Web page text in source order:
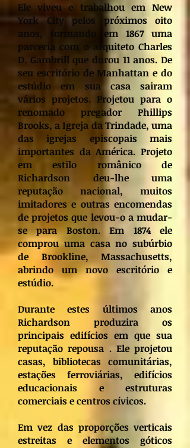
Ele viveu e trabalhou em New
York City pelos próximos oito
anos, formando em 1867 uma
parceria com o arquiteto Charles
D. Gambrill que durou 11 anos. De
seu escritório de Manhattan e do
estúdio em sua casa sairam
vários projetos. Projetou para o
renomado pregador Phillips
Brooks, a Igreja da Trindade, uma
das igrejas episcopais mais
importantes da América. Projeto
em estilo românico de
Richardson deu-lhe uma
reputação nacional, muitos
imitadores e outras encomendas
de projetos que levou-o a mudar-
se para Boston. Em 1874 ele
comprou uma casa no subúrbio
de Brookline, Massachusetts,
abrindo um novo escritório e
estúdio.
Durante estes últimos anos
Richardson produzira os
principais edifícios em que sua
reputação repousa . Ele projetou
casas, bibliotecas comunitárias,
estações ferroviárias, edifícios
educacionais e estruturas
comerciais e centros cívicos.
Em vez das proporções verticais
estreitas e elementos góticos